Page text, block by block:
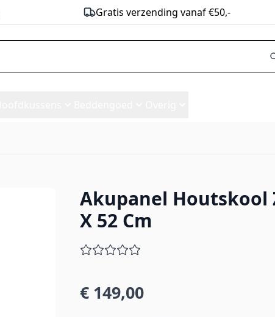
Gratis verzending vanaf €50,-
Akupanel Houtskool
X 52 Cm
€ 149,00